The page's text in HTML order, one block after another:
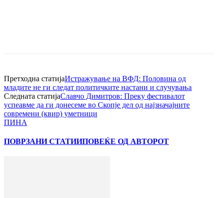
Претходна статијаИстражување на ВФД: Половина од
младите не ги следат политичките настани и случувања
Следната статијаСлавчо Димитров: Преку фестивалот
успеавме да ги донесеме во Скопје дел од најзначајните
современи (квир) уметници
ПИНА
ПОВРЗАНИ СТАТИИПОВЕЌЕ ОД АВТОРОТ